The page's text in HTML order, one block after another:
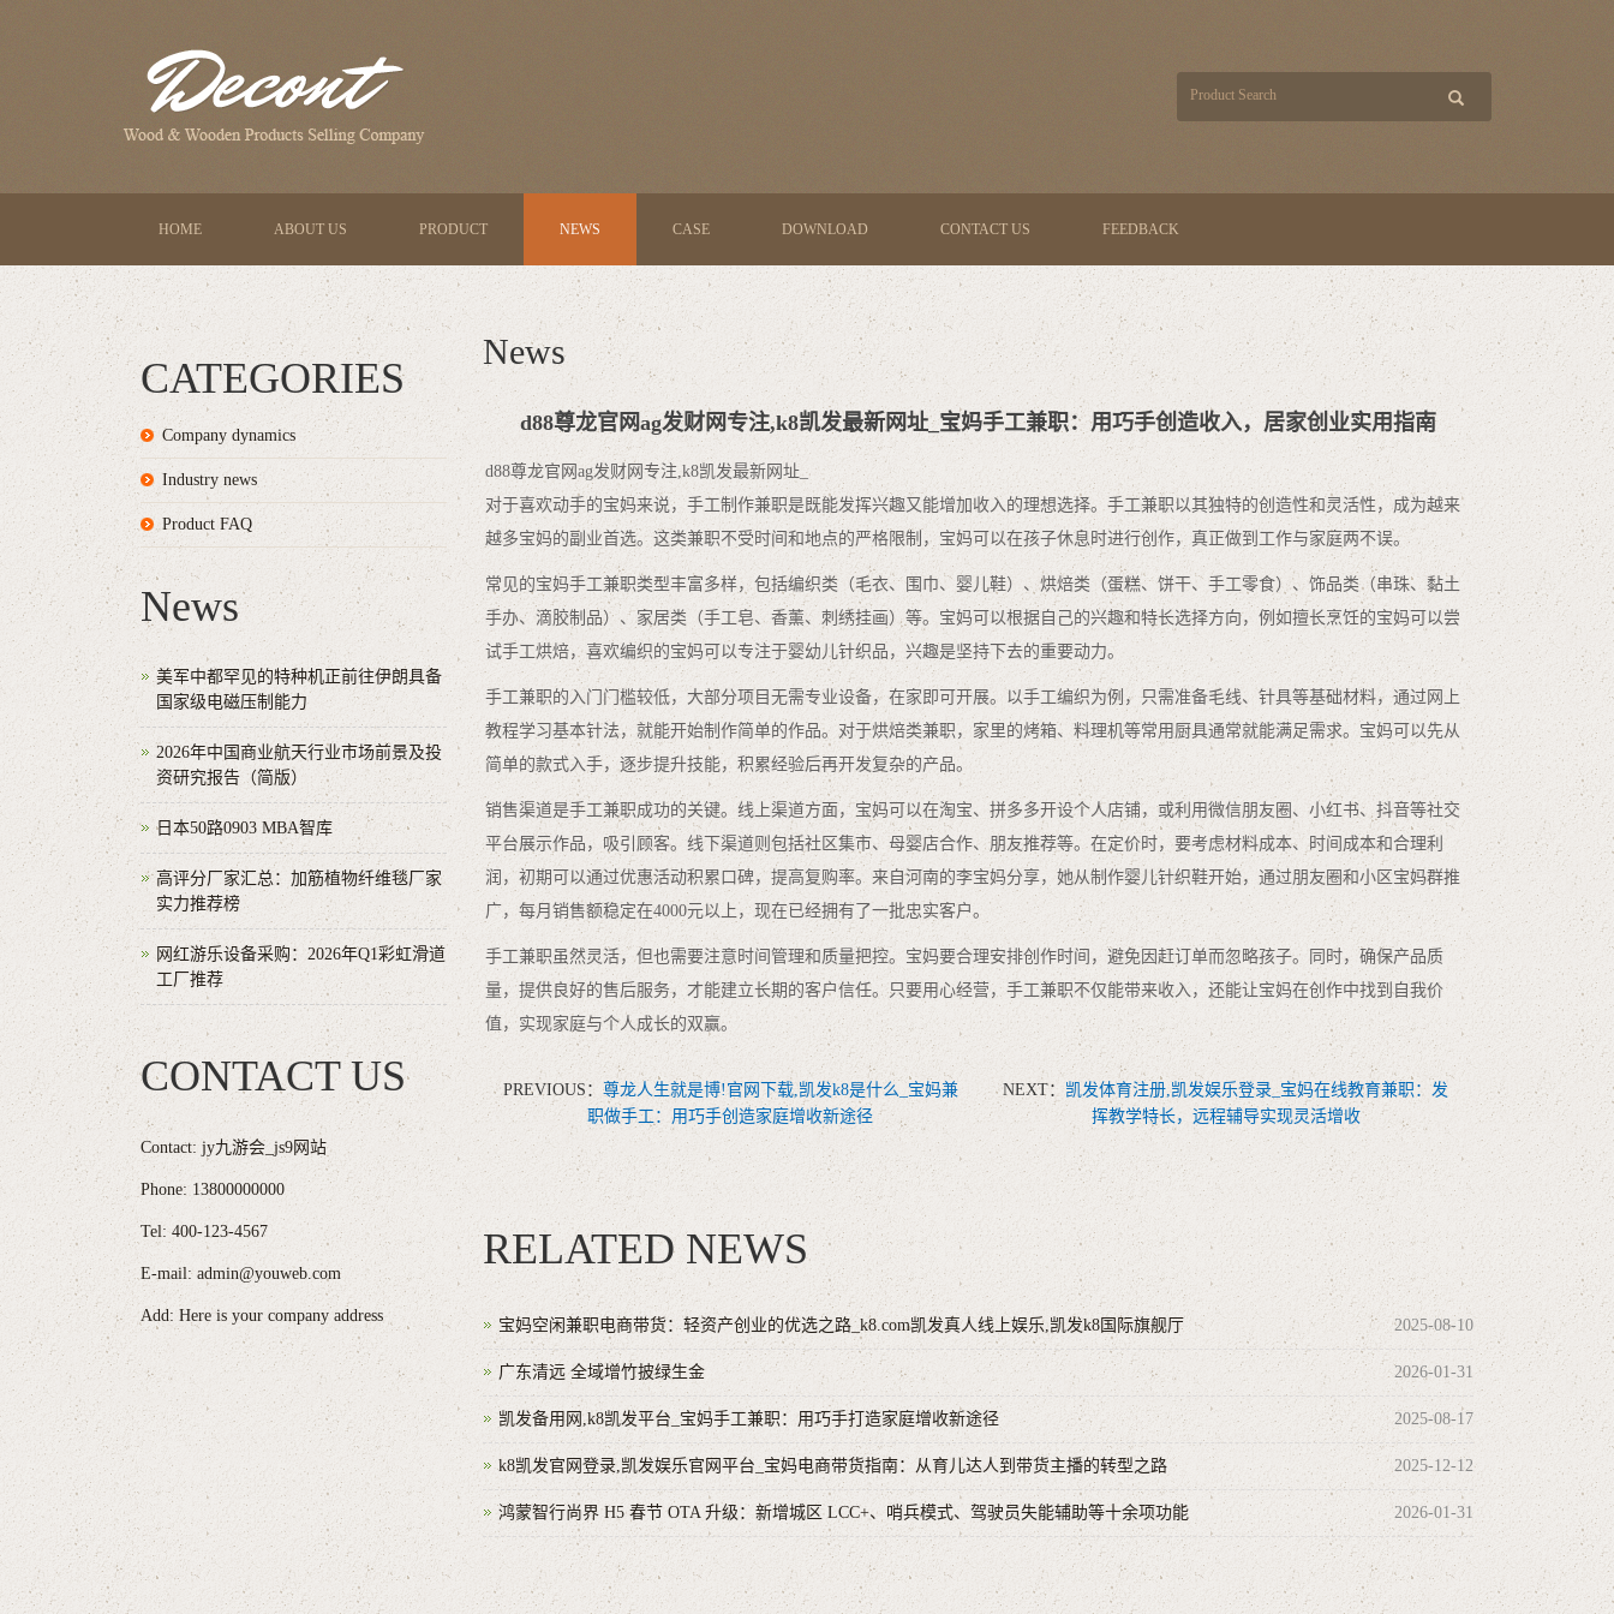
HOME ABOUT US PRODUCT NEWS CASE DOWNLOAD CONTACT US FEEDBACK
News
d88尊龙官网ag发财网专注,k8凯发最新网址_宝妈手工兼职：用巧手创造收入，居家创业实用指南
d88尊龙官网ag发财网专注,k8凯发最新网址_
对于喜欢动手的宝妈来说，手工制作兼职是既能发挥兴趣又能增加收入的理想选择。手工兼职以其独特的创造性和灵活性，成为越来
越多宝妈的副业首选。这类兼职不受时间和地点的严格限制，宝妈可以在孩子休息时进行创作，真正做到工作与家庭两不误。
常见的宝妈手工兼职类型丰富多样，包括编织类（毛衣、围巾、婴儿鞋）、烘焙类（蛋糕、饼干、手工零食）、饰品类（串珠、黏土
手办、滴胶制品）、家居类（手工皂、香薰、刺绣挂画）等。宝妈可以根据自己的兴趣和特长选择方向，例如擅长烹饪的宝妈可以尝
试手工烘焙，喜欢编织的宝妈可以专注于婴幼儿针织品，兴趣是坚持下去的重要动力。
手工兼职的入门门槛较低，大部分项目无需专业设备，在家即可开展。以手工编织为例，只需准备毛线、针具等基础材料，通过网上
教程学习基本针法，就能开始制作简单的作品。对于烘焙类兼职，家里的烤箱、料理机等常用厨具通常就能满足需求。宝妈可以先从
简单的款式入手，逐步提升技能，积累经验后再开发复杂的产品。
销售渠道是手工兼职成功的关键。线上渠道方面，宝妈可以在淘宝、拼多多开设个人店铺，或利用微信朋友圈、小红书、抖音等社交
平台展示作品，吸引顾客。线下渠道则包括社区集市、母婴店合作、朋友推荐等。在定价时，要考虑材料成本、时间成本和合理利
润，初期可以通过优惠活动积累口碑，提高复购率。来自河南的李宝妈分享，她从制作婴儿针织鞋开始，通过朋友圈和小区宝妈群推
广，每月销售额稳定在4000元以上，现在已经拥有了一批忠实客户。
手工兼职虽然灵活，但也需要注意时间管理和质量把控。宝妈要合理安排创作时间，避免因赶订单而忽略孩子。同时，确保产品质
量，提供良好的售后服务，才能建立长期的客户信任。只要用心经营，手工兼职不仅能带来收入，还能让宝妈在创作中找到自我价
值，实现家庭与个人成长的双赢。
PREVIOUS： 尊龙人生就是博!官网下载,凯发k8是什么_宝妈兼
职做手工：用巧手创造家庭增收新途径
NEXT： 凯发体育注册,凯发娱乐登录_宝妈在线教育兼职：发
挥教学特长，远程辅导实现灵活增收
RELATED NEWS
宝妈空闲兼职电商带货：轻资产创业的优选之路_k8.com凯发真人线上娱乐,凯发k8国际旗舰厅 2025-08-10
广东清远 全域增竹披绿生金 2026-01-31
凯发备用网,k8凯发平台_宝妈手工兼职：用巧手打造家庭增收新途径 2025-08-17
k8凯发官网登录,凯发娱乐官网平台_宝妈电商带货指南：从育儿达人到带货主播的转型之路 2025-12-12
鸿蒙智行尚界 H5 春节 OTA 升级：新增城区 LCC+、哨兵模式、驾驶员失能辅助等十余项功能 2026-01-31
CATEGORIES
Company dynamics
Industry news
Product FAQ
News
美军中都罕见的特种机正前往伊朗具备
国家级电磁压制能力
2026年中国商业航天行业市场前景及投
资研究报告（简版）
日本50路0903 MBA智库
高评分厂家汇总：加筋植物纤维毯厂家
实力推荐榜
网红游乐设备采购：2026年Q1彩虹滑道
工厂推荐
CONTACT US
Contact: jy九游会_js9网站
Phone: 13800000000
Tel: 400-123-4567
E-mail: admin@youweb.com
Add: Here is your company address